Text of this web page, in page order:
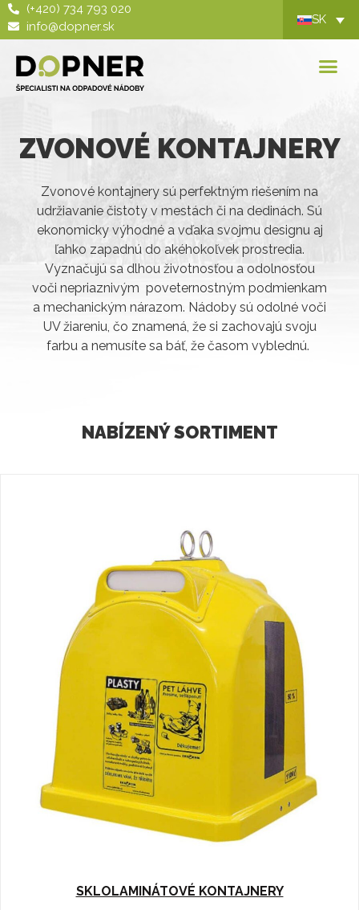
(+420) 734 793 020
info@dopner.sk
SK
ZVONOVÉ KONTAJNERY
Zvonové kontajnery sú perfektným riešením na
udržiavanie čistoty v mestách či na dedinách. Sú
ekonomicky výhodné a vďaka svojmu designu aj
ľahko zapadnú do akéhokoľvek prostredia.
Vyznačujú sa dlhou životnosťou a odolnosťou
voči nepriaznivým poveternostným podmienkam
a mechanickým nárazom. Nádoby sú odolné voči
UV žiareniu, čo znamená, že si zachovajú svoju
farbu a nemusíte sa báť, že časom vyblednú.
NABÍZENÝ SORTIMENT
SKLOLAMINÁTOVÉ KONTAJNERY